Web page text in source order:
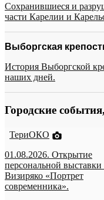
Сохранившиеся и
части Карелии и
Выборгская
История Выборгской
наших дней.
Городские
ТериОКО
01.08.2026. Открытие
персональной
Визиряко «Портрет
современника».